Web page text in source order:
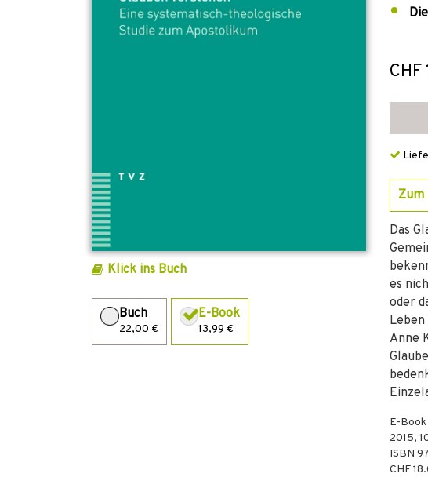
Klick ins Buch
Buch
22,00 €
E-Book
13,99 €
CHF
Zum
Das
es
oder
Anne
E-Book
2015,
ISBN
CHF